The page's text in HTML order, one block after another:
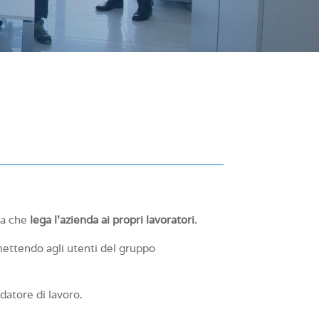
che lega l’azienda ai propri lavoratori.
agli utenti del gruppo
di lavoro.